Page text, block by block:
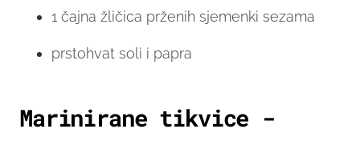
1 čajna žličica prženih sjemenki sezama
prstohvat soli i papra
Marinirane tikvice -